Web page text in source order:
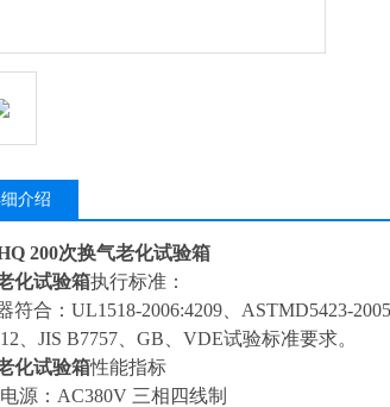
介绍
200次换气老化试验箱
化试验箱执行标准：
符合：UL1518-2006:4209、ASTMD5423-
、JIS B7757、GB、VDE试验标准要求。
化试验箱性能指标
源：AC380V 三相四线制